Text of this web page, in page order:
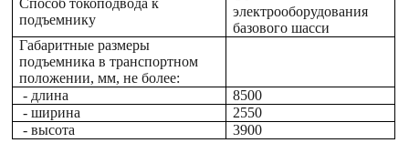
подъемнику
электрооборудования
базового шасси
Габаритные размеры
подъемника в транспортном
положении, мм, не более:
- длина
8500
- ширина
2550
- высота
3900